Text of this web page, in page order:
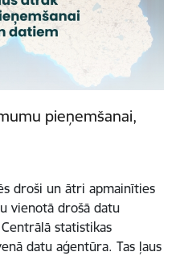
pieņemšanai,
droši un ātri apmainīties
vienotā drošā datu
statistikas
datu aģentūra. Tas ļaus